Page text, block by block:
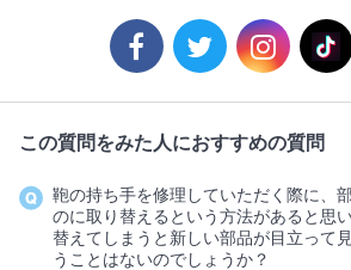
この質問をみた人におすすめの質問
鞄の持ち手を修理していただく際に、
のに取り替えるという方法があると思
替えてしまうと新しい部品が目立って
うことはないのでしょうか？